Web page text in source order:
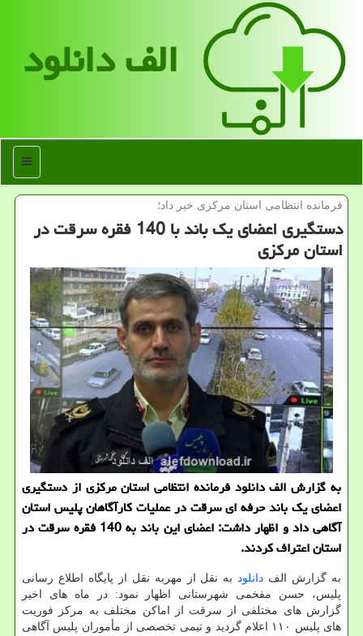
الف دانلود
منو
فرمانده انتظامی استان مركزی خبر داد؛
دستگیری اعضای یك باند با 140 فقره سرقت در
استان مركزی
به گزارش الف دانلود فرمانده انتظامی استان مرکزی از دستگیری
اعضای یک باند حرفه ای سرقت در عملیات کارآگاهان پلیس استان
آگاهی داد و اظهار داشت: اعضای این باند به 140 فقره سرقت در
استان اعتراف کردند.
به گزارش الف دانلودبه نقل از مهربه نقل از پایگاه اطلاع رسانی
پلیس، حسن مفخمی شهرستانی اظهار نمود: در ماه های اخیر
گزارش های مختلفی از سرقت از اماکن مختلف به مرکز فوریت
های پلیس ۱۱۰ اعلام گردید و تیمی تخصصی از مأموران پلیس آگاهی